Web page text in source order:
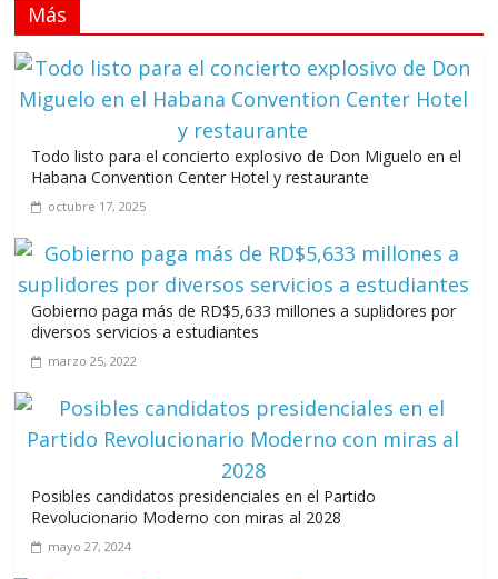
Llevar los Juegos XXV Juegos Centroamericanos
y del Caribe a las plazas y parques del país
junio 15, 2026
A 67 años de la gesta de Constanza,
Maimón y Estero Hondo
Leonel Fernández y la última oportunidad de los políticos de
carrera
agosto 3, 2026
Más
Todo listo para el concierto explosivo de Don Miguelo en el
Habana Convention Center Hotel y restaurante
octubre 17, 2025
Gobierno paga más de RD$5,633 millones a suplidores por
diversos servicios a estudiantes
marzo 25, 2022
Posibles candidatos presidenciales en el Partido
Revolucionario Moderno con miras al 2028
mayo 27, 2024